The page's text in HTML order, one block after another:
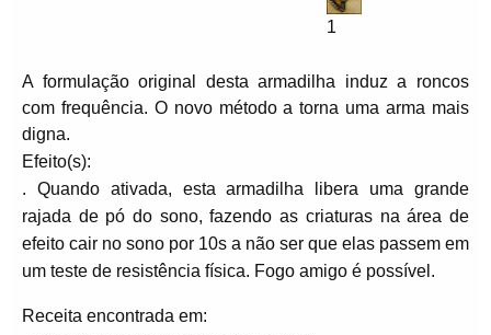
1
A formulação original desta armadilha induz a roncos
com frequência. O novo método a torna uma arma mais
digna.
Efeito(s):
. Quando ativada, esta armadilha libera uma grande
rajada de pó do sono, fazendo as criaturas na área de
efeito cair no sono por 10s a não ser que elas passem em
um teste de resistência física. Fogo amigo é possível.
Receita encontrada em: